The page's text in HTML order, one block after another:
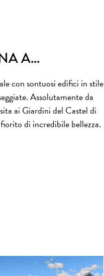
A...
con sontuosi edifici in stile
Assolutamente da
ai Giardini del Castel di
di incredibile bellezza.